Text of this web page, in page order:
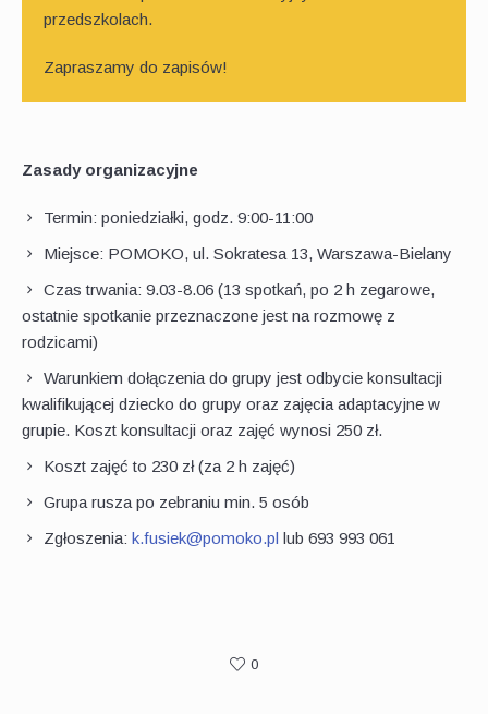
przedszkolach.
Zapraszamy do zapisów!
Zasady organizacyjne
Termin: poniedziałki, godz. 9:00-11:00
Miejsce: POMOKO, ul. Sokratesa 13, Warszawa-Bielany
Czas trwania: 9.03-8.06 (13 spotkań, po 2 h zegarowe,
ostatnie spotkanie przeznaczone jest na rozmowę z
rodzicami)
Warunkiem dołączenia do grupy jest odbycie konsultacji
kwalifikującej dziecko do grupy oraz zajęcia adaptacyjne w
grupie. Koszt konsultacji oraz zajęć wynosi 250 zł.
Koszt zajęć to 230 zł (za 2 h zajęć)
Grupa rusza po zebraniu min. 5 osób
Zgłoszenia: k.fusiek@pomoko.pl lub 693 993 061
0